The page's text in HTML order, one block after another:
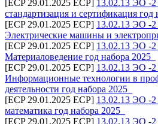
[ECP 29.01.2025 ECP] 13.02.13 ЭО -
стандартизация и сертификация год
[ECP 29.01.2025 ECP] 13.02.13 ЭО -
Электрические машины и
[ECP 29.01.2025 ECP] 13.02.13 ЭО -
Материаловедение год набора 2025_
[ECP 29.01.2025 ECP] 13.02.13 ЭО -
Информационные технологии в
деятельности год набора 2025_
[ECP 29.01.2025 ECP] 13.02.13 ЭО -
математика год набора 2025_
[ECP 29.01.2025 ECP] 13.02.13 ЭО -